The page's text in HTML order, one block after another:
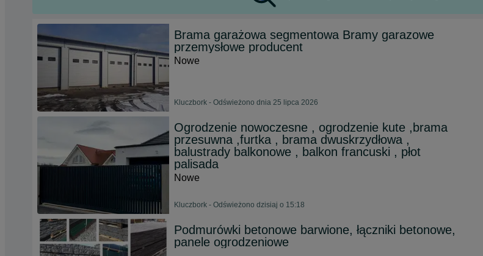
Brama garażowa segmentowa Bramy garazowe
przemysłowe producent
Nowe
Kluczbork - Odświeżono dnia 25 lipca 2026
Ogrodzenie nowoczesne , ogrodzenie kute ,brama
przesuwna ,furtka , brama dwuskrzydłowa ,
balustrady balkonowe , balkon francuski , płot
palisada
Nowe
Kluczbork - Odświeżono dzisiaj o 15:18
Podmurówki betonowe barwione, łączniki betonowe,
panele ogrodzeniowe